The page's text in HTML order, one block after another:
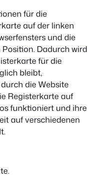
für die
auf der linken
und die
Dadurch wird
für die
bleibt,
die Website
Registerkarte auf
funktioniert und ihre
auf verschiedenen